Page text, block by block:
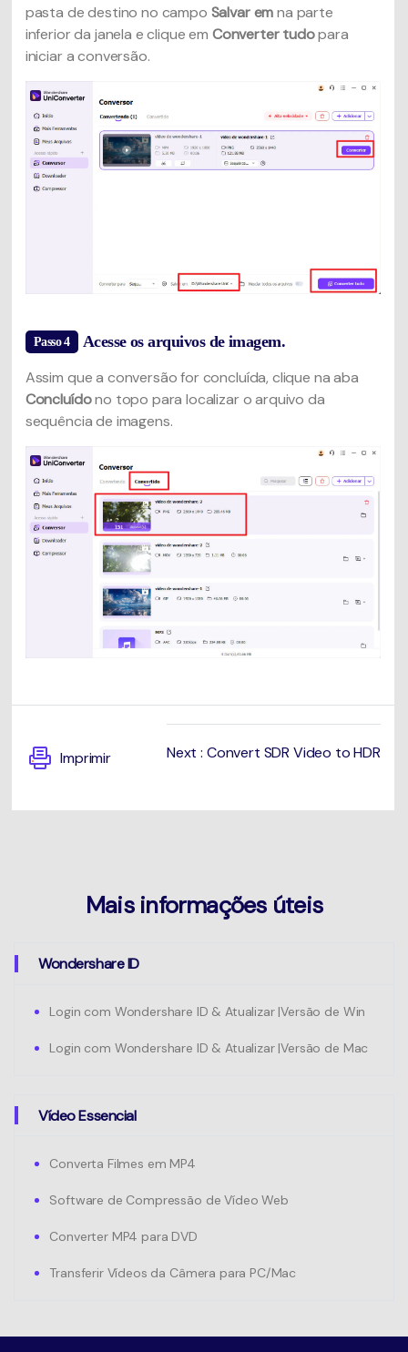
pasta de destino no campo Salvar emna parte
inferior da janela e clique em Converter tudopara
iniciar a conversão.
Passo 4 Acesse os arquivos de imagem.
Assim que a conversão for concluída, clique na aba
Concluídono topo para localizar o arquivo da
sequência de imagens.
Imprimir Next : Convert SDR Video to HDR
Mais informações úteis
Wondershare ID
Login com Wondershare ID & Atualizar |Versão de Win
Login com Wondershare ID & Atualizar |Versão de Mac
Vídeo Essencial
Converta Filmes em MP4
Software de Compressão de Vídeo Web
Converter MP4 para DVD
Transferir Vídeos da Câmera para PC/Mac